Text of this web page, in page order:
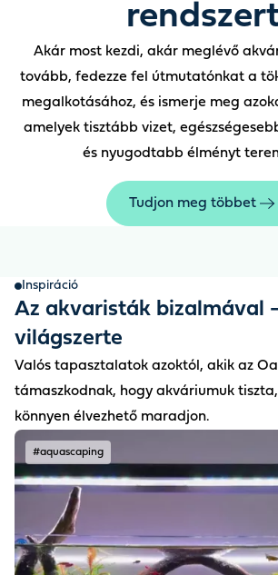
Akár most kezdi, akár meglévő
tovább, fedezze fel útmutatónkat a
megalkotásához, és ismerje meg
amelyek tisztább vizet,
és nyugodtabb élményt
Tudjon meg többet
Inspiráció
Az akvaristák bizalmával -
világszerte
Valós tapasztalatok azoktól, akik az
támaszkodnak, hogy akváriumuk tiszta,
könnyen élvezhető maradjon.
#aquascaping